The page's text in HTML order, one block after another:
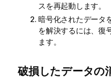
スを再起動します。
暗号化されたデータ
を解決するには、復
ます。
破損したデータの